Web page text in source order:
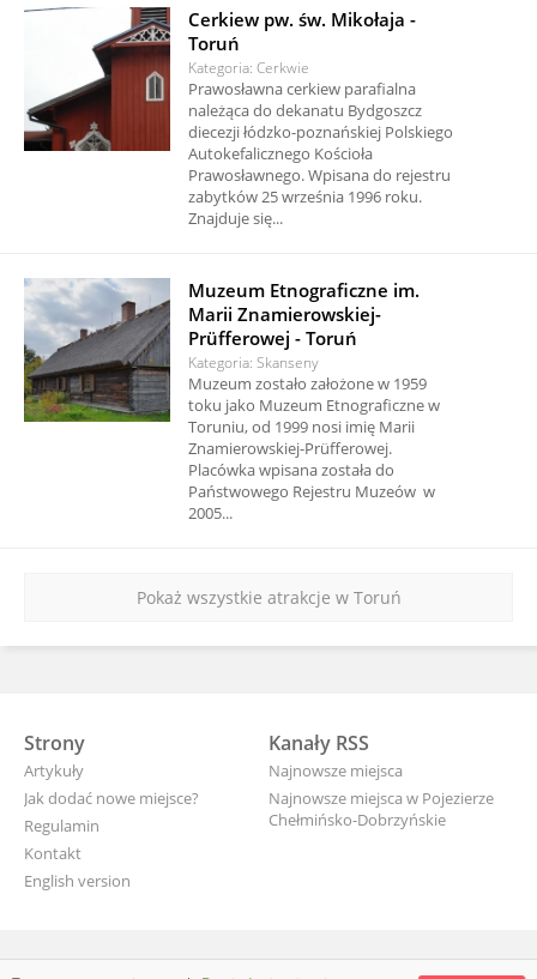
Cerkiew pw. św. Mikołaja -
Toruń
Kategoria: Cerkwie
Prawosławna cerkiew parafialna
należąca do dekanatu Bydgoszcz
diecezji łódzko-poznańskiej Polskiego
Autokefalicznego Kościoła
Prawosławnego. Wpisana do rejestru
zabytków 25 września 1996 roku.
Znajduje się...
Muzeum Etnograficzne im.
Marii Znamierowskiej-
Prüfferowej - Toruń
Kategoria: Skanseny
Muzeum zostało założone w 1959
toku jako Muzeum Etnograficzne w
Toruniu, od 1999 nosi imię Marii
Znamierowskiej-Prüfferowej.
Placówka wpisana została do
Państwowego Rejestru Muzeów w
2005...
Pokaż wszystkie atrakcje w Toruń
Strony
Artykuły
Jak dodać nowe miejsce?
Regulamin
Kontakt
English version
Kanały RSS
Najnowsze miejsca
Najnowsze miejsca w Pojezierze
Chełmińsko-Dobrzyńskie